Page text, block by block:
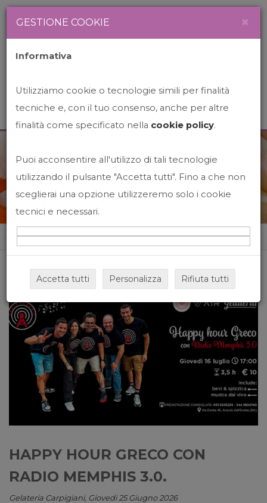
News&Events
Home News&events
HAPPY HOUR GRECO CON
RADIO MEMPHIS 3.0.
Gelateria Carpigiani, Giovedi 25 Giugno 2026
GESTIONE COOKIE ×
Informativa
Utilizziamo cookie o tecnologie simili per finalità
tecniche e, con il tuo consenso, anche per altre
finalità come specificato nella cookie policy.
Puoi acconsentire all'utilizzo di tali tecnologie
utilizzando il pulsante "Accetta tutti". Fino a che non
sceglierai una opzione utilizzeremo solo i cookie
tecnici e necessari.
Accetta tutti Personalizza Rifiuta tutti